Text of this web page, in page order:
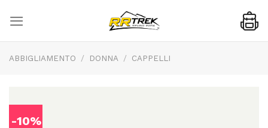
content
ABBIGLIAMENTO / DONNA / CAPPELLI
-10%